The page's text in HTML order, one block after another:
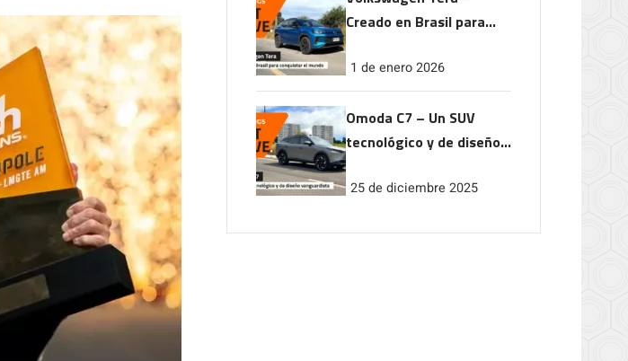
Creado en Brasil para
1 de enero 2026
Omoda C7 – Un SUV
tecnológico y de diseño
25 de diciembre 2025